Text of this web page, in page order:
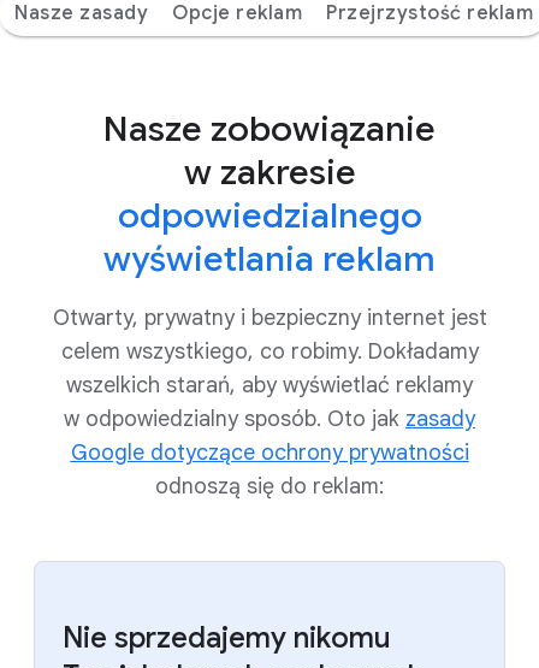
Nasze zasady Opcje reklam Przejrzystość reklam
Nasze zobowiązanie
w zakresie
odpowiedzialnego
wyświetlania reklam
Otwarty, prywatny i bezpieczny internet jest
celem wszystkiego, co robimy. Dokładamy
wszelkich starań, aby wyświetlać reklamy
w odpowiedzialny sposób. Oto jak zasady
Google dotyczące ochrony prywatności
odnoszą się do reklam:
Nie sprzedajemy nikomu